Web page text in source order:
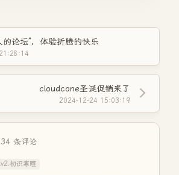
的论坛”，体验折腾的快乐
cloudcone圣诞促销来了
2024-12-24 15:03:19
条评论
初识寒暄